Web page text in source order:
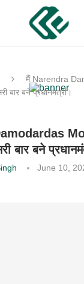
मैं Narendra
बार बने प्रधानमंत्री।
बार बने
June 10,